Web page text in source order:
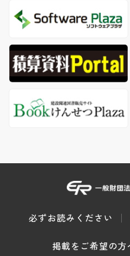
必ずお読みください
掲載をご希望の方